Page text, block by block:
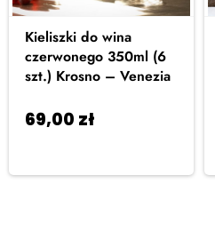
Kieliszki do wina
czerwonego 350ml (6
szt.) Krosno – Venezia
69,00 zł